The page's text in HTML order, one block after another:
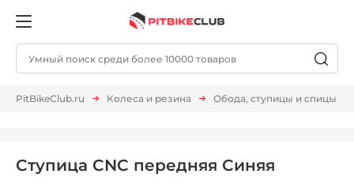
PitBikeClub.ru Колеса и резина Обода, ступицы и спицы
Ступица CNC передняя Синяя